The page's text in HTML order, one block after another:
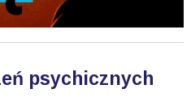
psychicznych